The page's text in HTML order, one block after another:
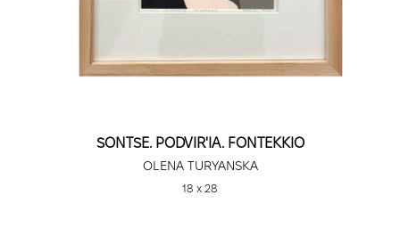
SONTSE. PODVIR'IA. FONTEKKIO
OLENA TURYANSKA
18 х 28